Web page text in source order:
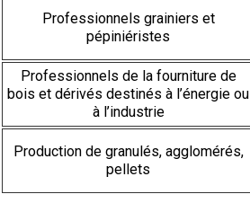
Professionnels grainiers et
pépiniéristes
Professionnels de la fourniture de
bois et dérivés destinés à l’énergie ou
à l’industrie
Production de granulés, agglomérés,
pellets